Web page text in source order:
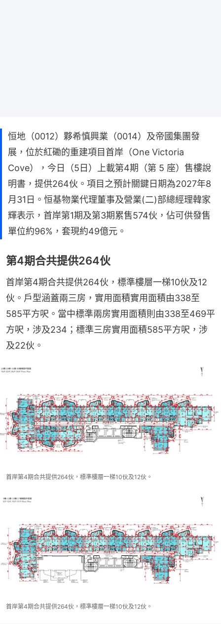
恒地（0012）夥希慎興業（0014）及帝國集團發
展，位於紅磡的重建項目首岸（One Victoria
Cove），今日（5日）上載第4期（第 5 座）售樓說
明書，提供264伙。項目之預計關鍵日期為2027年8
月31日。恒基物業代理董事及營業(二)部總經理韓家
輝表示，首岸第1期及第3期累售574伙，佔可供發售
單位約96%，套現約49億元。
第4期合共提供264伙
首岸第4期合共提供264伙，標準樓層一梯10伙及12
伙。戶型涵蓋兩三房，實用面積實用面積由338至
585平方呎。當中標準兩房實用面積則由338至469平
方呎，涉及234；標準三房實用面積585平方呎，涉
及22伙。
首岸第4期合共提供264伙，標準樓層一梯10伙及12伙。
首岸第4期合共提供264伙，標準樓層一梯10伙及12伙。